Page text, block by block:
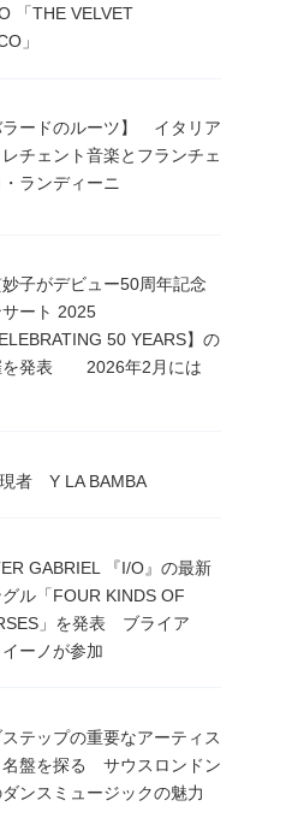
「THE VELVET
」
ラードのルーツ】 イタリア
チェント音楽とフランチェ
ランディーニ
子がデビュー50周年記念
サート 2025
50 YEARS】の
を発表 2026年2月には
現者 Y LA BAMBA
GABRIEL 『I/O』の最新
ル「FOUR KINDS OF
」を発表 ブライア
イーノが参加
ステップの重要なアーティス
名盤を探る サウスロンドン
ンスミュージックの魅力